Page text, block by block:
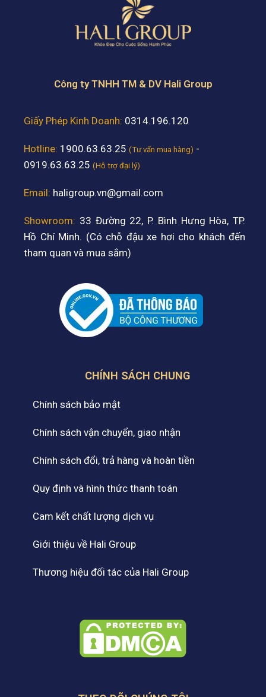
Công ty TNHH TM & DV Hali Group
Giấy Phép Kinh Doanh: 0314.196.120
Hotline: 1900.63.63.25 (Tư vấn mua hàng) -
0919.63.63.25 (Hỗ trợ đại lý)
Email: haligroup.vn@gmail.com
Showroom: 33 Đường 22, P. Bình Hưng Hòa, TP.
Hồ Chí Minh. (Có chỗ đậu xe hơi cho khách đến
tham quan và mua sắm)
CHÍNH SÁCH CHUNG
Chính sách bảo mật
Chính sách vận chuyển, giao nhận
Chính sách đổi, trả hàng và hoàn tiền
Quy định và hình thức thanh toán
Cam kết chất lượng dịch vụ
Giới thiệu về Hali Group
Thương hiệu đối tác của Hali Group